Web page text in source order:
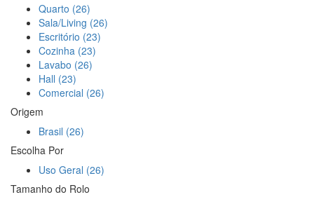
Quarto (26)
Sala/Living (26)
Escritório (23)
Cozinha (23)
Lavabo (26)
Hall (23)
Comercial (26)
Origem
Brasil (26)
Escolha Por
Uso Geral (26)
Tamanho do Rolo